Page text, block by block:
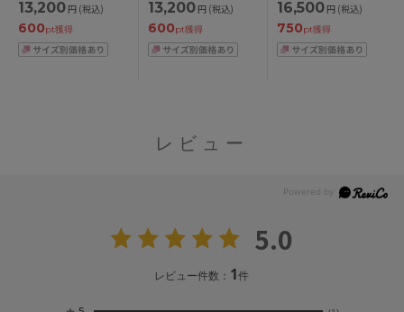
BCDEFGHIカップ ア
ンダー
65/70/75/80/85cm
13,200 円 (税込)
600pt獲得
スブラ CDEFGカップ
アンダー 65/70/75cm
13,200 円 (税込)
600pt獲得
16,500 円 (税込)
750pt獲得
レビュー
5.0
レビュー件数： 1件